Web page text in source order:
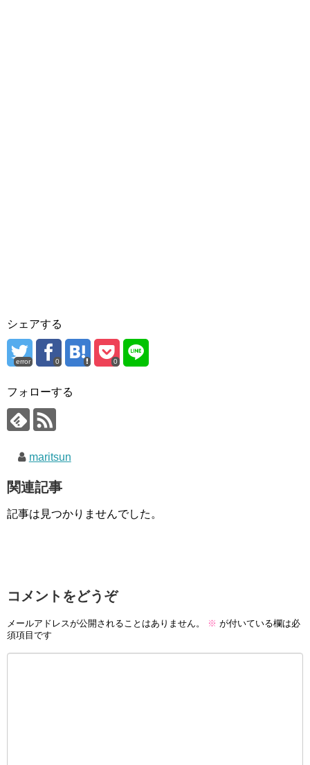
シェアする
error 0 0
フォローする
maritsun
関連記事
記事は見つかりませんでした。
コメントをどうぞ
メールアドレスが公開されることはありません。 ※ が付いている欄は必
須項目です